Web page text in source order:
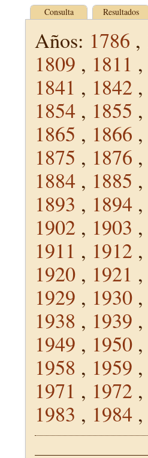
Consulta Resultados
Años: 1786 ,
1809 , 1811 ,
1841 , 1842 ,
1854 , 1855 ,
1865 , 1866 ,
1875 , 1876 ,
1884 , 1885 ,
1893 , 1894 ,
1902 , 1903 ,
1911 , 1912 ,
1920 , 1921 ,
1929 , 1930 ,
1938 , 1939 ,
1949 , 1950 ,
1958 , 1959 ,
1971 , 1972 ,
1983 , 1984 ,